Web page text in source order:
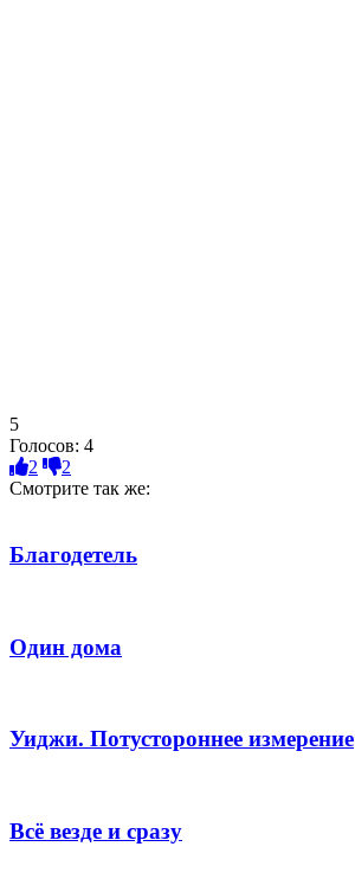
5
Голосов: 4
2
2
Смотрите так же:
Благодетель
Один дома
Уиджи. Потустороннее измерение
Всё везде и сразу